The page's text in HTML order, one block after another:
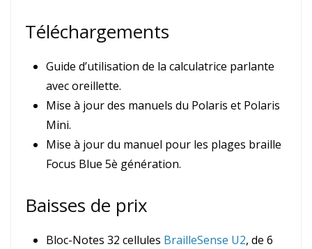
Téléchargements
Guide d’utilisation de la calculatrice parlante
avec oreillette.
Mise à jour des manuels du Polaris et Polaris
Mini.
Mise à jour du manuel pour les plages braille
Focus Blue 5è génération.
Baisses de prix
Bloc-Notes 32 cellules BrailleSense U2, de 6